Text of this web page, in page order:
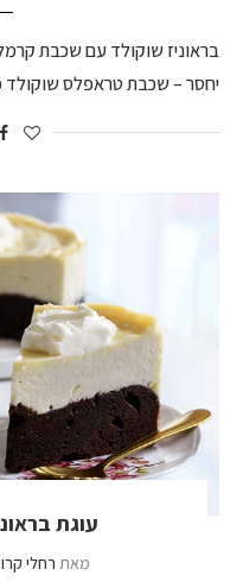
בראוניז שוקולד עם שכבת
יחסר – שכבת טראפלס שוקולד
עוגת
מאת רחלי